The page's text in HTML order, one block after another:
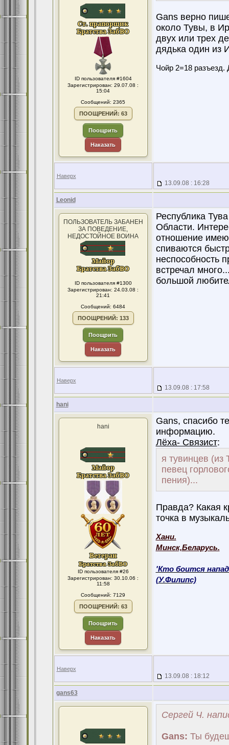
ID пользователя #1604
Зарегистрирован: 29.07.08 :
15:04
Сообщений: 2365
ПООЩРЕНИЙ: 63
Поощрить
Наказать
Gans верно
около Тувы, в
двух или трех
дядька один из
Чойр 2=18
Наверх
13.09.08 : 16:28
Leonid
ПОЛЬЗОВАТЕЛЬ ЗАБАНЕН
ЗА ПОВЕДЕНИЕ,
НЕДОСТОЙНОЕ ВОИНА
ID пользователя #1300
Зарегистрирован: 24.03.08 :
21:41
Сообщений: 6484
ПООЩРЕНИЙ: 133
Поощрить
Наказать
Республика
Области.
отношение
спиваются
неспособность
встречал
большой
Наверх
13.09.08 : 17:58
hani
hani
ID пользователя #26
Зарегистрирован: 30.10.06 :
11:58
Сообщений: 7129
ПООЩРЕНИЙ: 63
Поощрить
Наказать
Gans, спасибо
информацию.
Лёха- Связист:
я тувинцев (из
певец
пения)...
Правда? Какая
точка в
Хани.
Минск,Беларусь.
'Кто боится
(У.Филипс)
Наверх
13.09.08 : 18:12
gans63
Сергей Ч.
Gans: Ты